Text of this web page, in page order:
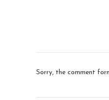
Sorry, the comment